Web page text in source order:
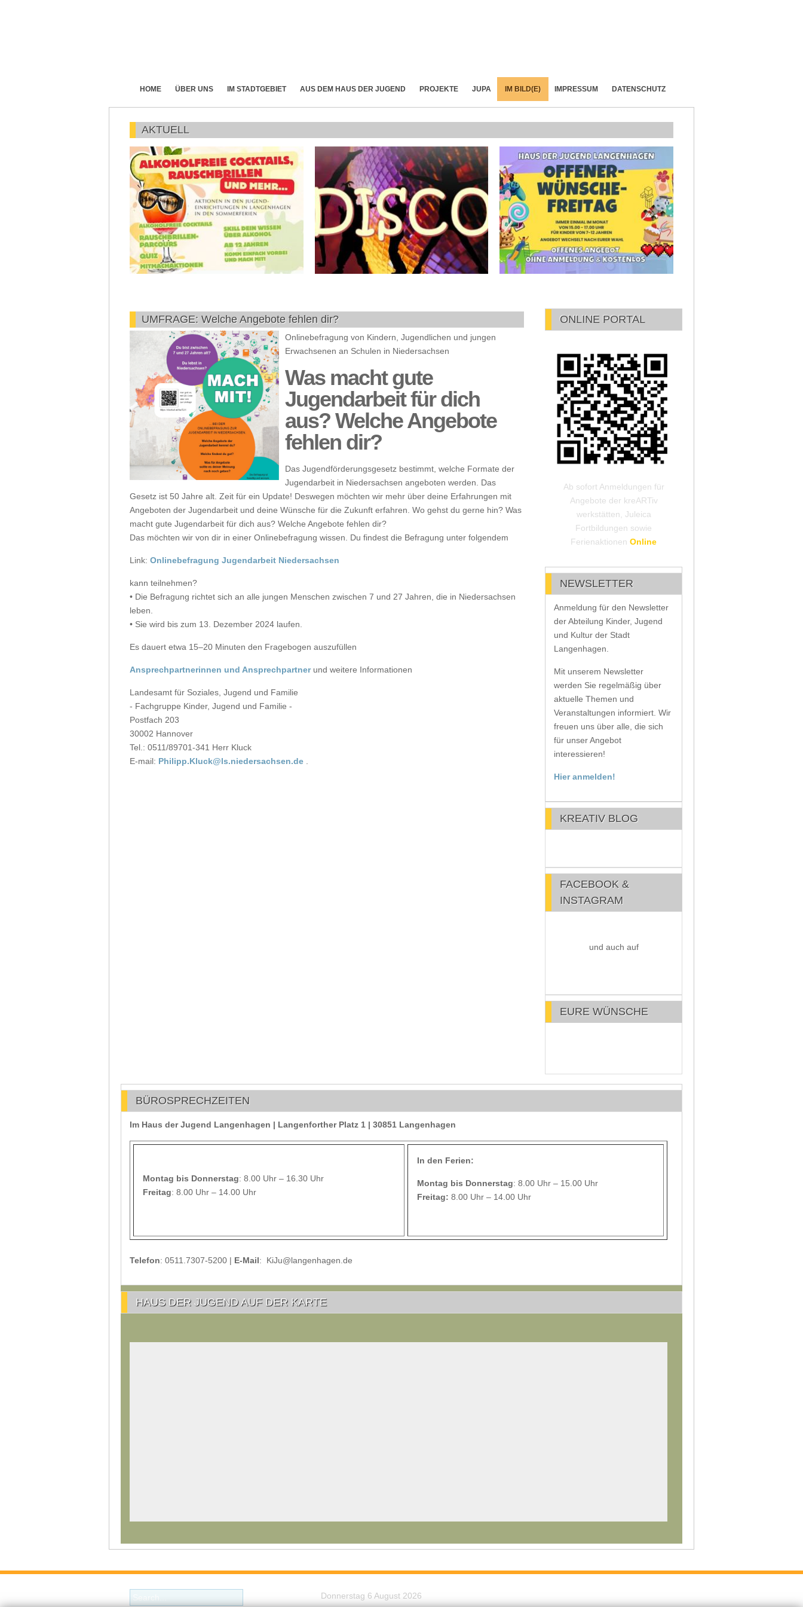
HOME ÜBER UNS IM STADTGEBIET AUS DEM HAUS DER JUGEND PROJEKTE JUPA IM BILD(E) IMPRESSUM DATENSCHUTZ
AKTUELL
UMFRAGE: Welche Angebote fehlen dir?
Onlinebefragung von Kindern, Jugendlichen und jungen
Erwachsenen an Schulen in Niedersachsen
Was macht gute
Jugendarbeit für dich
aus? Welche Angebote
fehlen dir?
Das Jugendförderungsgesetz bestimmt, welche Formate der
Jugendarbeit in Niedersachsen angeboten werden. Das
Gesetz ist 50 Jahre alt. Zeit für ein Update! Deswegen möchten wir mehr über deine Erfahrungen mit
Angeboten der Jugendarbeit und deine Wünsche für die Zukunft erfahren. Wo gehst du gerne hin? Was
macht gute Jugendarbeit für dich aus? Welche Angebote fehlen dir?
Das möchten wir von dir in einer Onlinebefragung wissen. Du findest die Befragung unter folgendem
Link: Onlinebefragung Jugendarbeit Niedersachsen
kann teilnehmen?
• Die Befragung richtet sich an alle jungen Menschen zwischen 7 und 27 Jahren, die in Niedersachsen
leben.
• Sie wird bis zum 13. Dezember 2024 laufen.
Es dauert etwa 15–20 Minuten den Fragebogen auszufüllen
Ansprechpartnerinnen und Ansprechpartnerund weitere Informationen
Landesamt für Soziales, Jugend und Familie
- Fachgruppe Kinder, Jugend und Familie -
Postfach 203
30002 Hannover
Tel.: 0511/89701-341 Herr Kluck
E-mail: Philipp.Kluck@ls.niedersachsen.de
ONLINE PORTAL
Ab sofort Anmeldungen für
Angebote der kreARTiv
werkstätten, Juleica
Fortbildungen sowie
Ferienaktionen Online
NEWSLETTER
Anmeldung für den Newsletter
der Abteilung Kinder, Jugend
und Kultur der Stadt
Langenhagen.
Mit unserem Newsletter
werden Sie regelmäßig über
aktuelle Themen und
Veranstaltungen informiert. Wir
freuen uns über alle, die sich
für unser Angebot
interessieren!
Hier anmelden!
KREATIV BLOG
FACEBOOK &
INSTAGRAM
und auch auf
EURE WÜNSCHE
BÜROSPRECHZEITEN
Im Haus der Jugend Langenhagen | Langenforther Platz 1 | 30851 Langenhagen
Montag bis Donnerstag: 8.00 Uhr – 16.30 Uhr
Freitag: 8.00 Uhr – 14.00 Uhr
In den Ferien:
Montag bis Donnerstag: 8.00 Uhr – 15.00 Uhr
Freitag: 8.00 Uhr – 14.00 Uhr
Telefon: 0511.7307-5200 | E-Mail: KiJu@langenhagen.de
HAUS DER JUGEND AUF DER KARTE
Donnerstag 6 August 2026